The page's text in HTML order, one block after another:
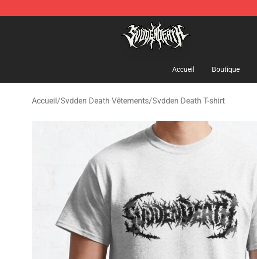
Svdden Death Shop - Official Svdden Death Merchandise Store
Accueil Boutique
Accueil/Svdden Death Vêtements/Svdden Death T-shirt